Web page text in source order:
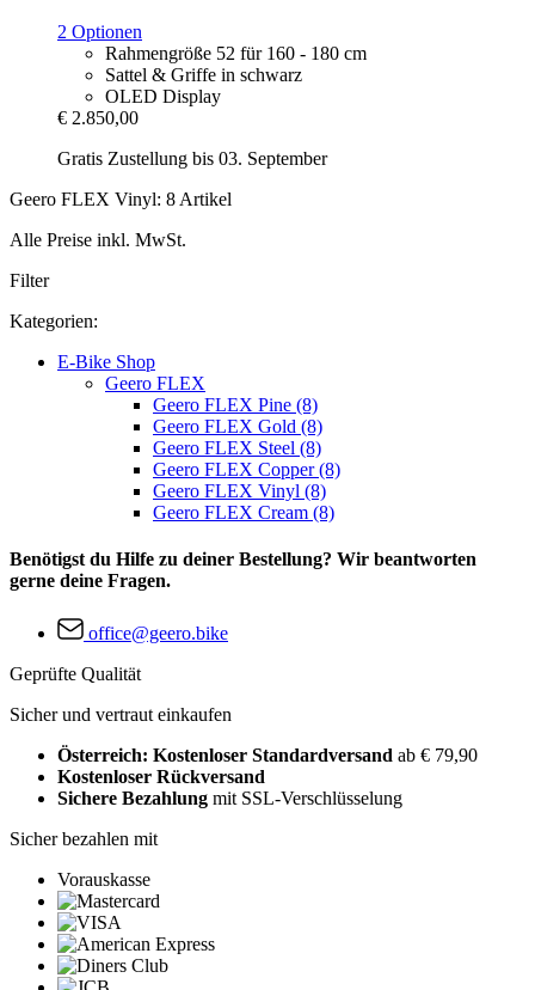
2 Optionen
Rahmengröße 52 für 160 - 180 cm
Sattel & Griffe in schwarz
OLED Display
€ 2.850,00
Gratis Zustellung bis 03. September
Geero FLEX Vinyl: 8 Artikel
Alle Preise inkl. MwSt.
Filter
Kategorien:
E-Bike Shop
Geero FLEX
Geero FLEX Pine (8)
Geero FLEX Gold (8)
Geero FLEX Steel (8)
Geero FLEX Copper (8)
Geero FLEX Vinyl (8)
Geero FLEX Cream (8)
Benötigst du Hilfe zu deiner Bestellung? Wir beantworten
gerne deine Fragen.
office@geero.bike
Geprüfte Qualität
Sicher und vertraut einkaufen
Österreich: Kostenloser Standardversand ab € 79,90
Kostenloser Rückversand
Sichere Bezahlung mit SSL-Verschlüsselung
Sicher bezahlen mit
Vorauskasse